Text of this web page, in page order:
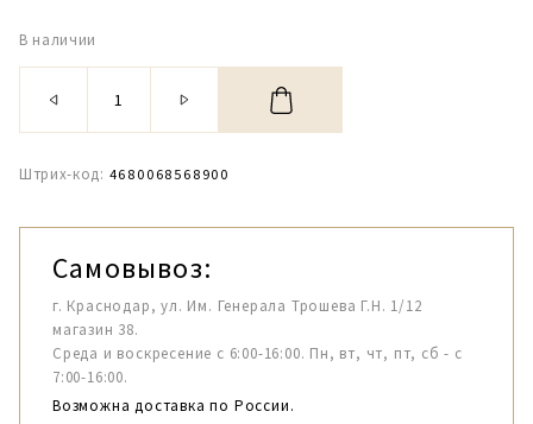
В наличии
Штрих-код: 4680068568900
Самовывоз:
г. Краснодар, ул. Им. Генерала Трошева Г.Н. 1/12
магазин 38.
Среда и воскресение с 6:00-16:00. Пн, вт, чт, пт, сб - с
7:00-16:00.
Возможна доставка по России.